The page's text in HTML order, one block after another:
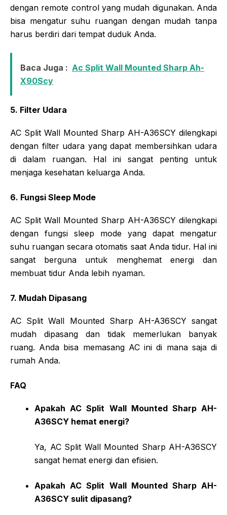
dengan remote control yang mudah digunakan. Anda
bisa mengatur suhu ruangan dengan mudah tanpa
harus berdiri dari tempat duduk Anda.
Baca Juga : Ac Split Wall Mounted Sharp Ah-
X90Scy
5. Filter Udara
AC Split Wall Mounted Sharp AH-A36SCY dilengkapi
dengan filter udara yang dapat membersihkan udara
di dalam ruangan. Hal ini sangat penting untuk
menjaga kesehatan keluarga Anda.
6. Fungsi Sleep Mode
AC Split Wall Mounted Sharp AH-A36SCY dilengkapi
dengan fungsi sleep mode yang dapat mengatur
suhu ruangan secara otomatis saat Anda tidur. Hal ini
sangat berguna untuk menghemat energi dan
membuat tidur Anda lebih nyaman.
7. Mudah Dipasang
AC Split Wall Mounted Sharp AH-A36SCY sangat
mudah dipasang dan tidak memerlukan banyak
ruang. Anda bisa memasang AC ini di mana saja di
rumah Anda.
FAQ
Apakah AC Split Wall Mounted Sharp AH-
A36SCY hemat energi?
Ya, AC Split Wall Mounted Sharp AH-A36SCY
sangat hemat energi dan efisien.
Apakah AC Split Wall Mounted Sharp AH-
A36SCY sulit dipasang?